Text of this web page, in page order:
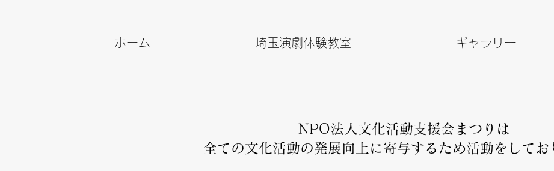
ホーム 埼玉演劇体験教室 ギャラリー
​NPO法人文化活動支援会まつりは
全ての文化活動の発展向上に寄与するため活動をしてお